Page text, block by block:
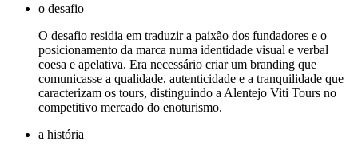
o desafio
O desafio residia em traduzir a paixão dos fundadores e o
posicionamento da marca numa identidade visual e verbal
coesa e apelativa. Era necessário criar um branding que
comunicasse a qualidade, autenticidade e a tranquilidade que
caracterizam os tours, distinguindo a Alentejo Viti Tours no
competitivo mercado do enoturismo.
a história